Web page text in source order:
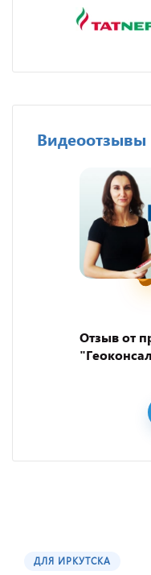
Видеоотзывы
Отзыв от
ДЛЯ ИРКУТСКА